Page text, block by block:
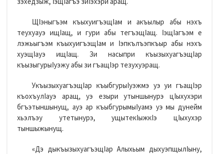
ЩIэныгъэм къыхуигъэщIам и акъылыр абы нэхъ
теухуауэ ищIащ, и гури абы тегъэщIащ. IэщIагъэм е
лэжьыгъэм къыхуигъэщIам и Iэпкълъэпкъыр абы нэхъ
хуэщIауэ ищIащ. Зи насыпри къызыхуагъэщIар
къызыгурыIуэжу абы зи гъащIэр тезухуэращ.
УкъызыхуагъэщIар къыбгурыIуэжмэ уэ уи гъащIэр
къохъулIауэ аращ, уэ езыри утыншынурэ цIыхухэри
бгъэтыншынущ, ауэ ар къыбгурымыIуамэ уэ мы дунейм
хьэлъэу утетынурэ, ущытекIыжкIэ цIыхухэр
тыншыжынущ.
«Дэ дыкъызыхуагъэщIар Алыхьым дыхуэпщылIыну,